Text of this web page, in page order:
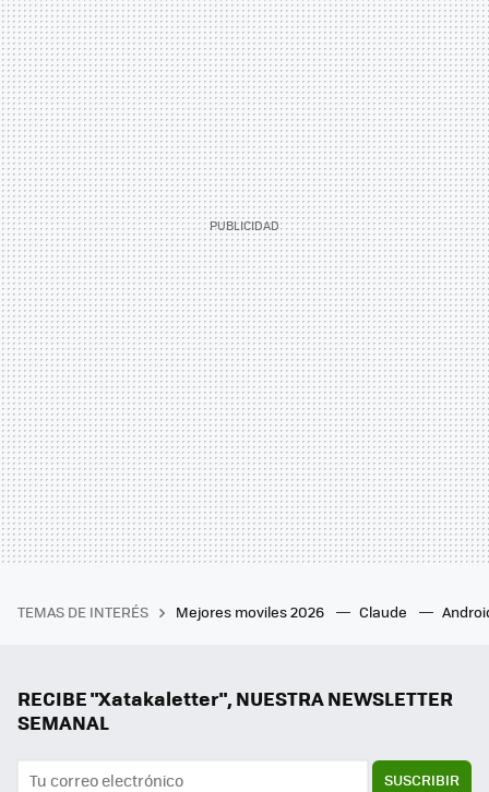
TEMAS DE INTERÉS Mejores moviles 2026 Claude
RECIBE "Xatakaletter", NUESTRA NEWSLETTER
SEMANAL
SUSCRIBIR